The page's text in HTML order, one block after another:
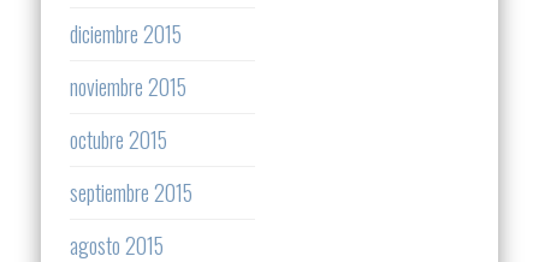
diciembre 2015
noviembre 2015
octubre 2015
septiembre 2015
agosto 2015